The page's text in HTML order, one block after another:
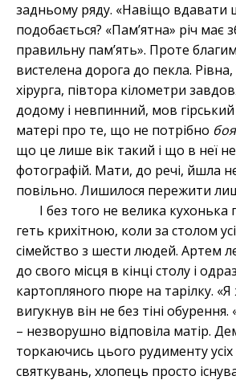
задньому ряду. «Навіщо вдавати
подобається? «Пам’ятна» річ має
правильну пам’ять». Проте
вистелена дорога до пекла.
хірурга, півтора кілометри
додому і невпинний, мов
матері про те, що не потрібно
що це лише вік такий і що в неї
фотографій. Мати, до речі, йшла
повільно. Лишилося пережити
І без того не велика кухонька
геть крихітною, коли за столом
сімейство з шести людей. Артем
до свого місця в кінці столу і
картопляного пюре на тарілку.
вигукнув він не без тіні
– незворушно відповіла матір.
торкаючись цього рудименту усіх
святкувань, хлопець просто